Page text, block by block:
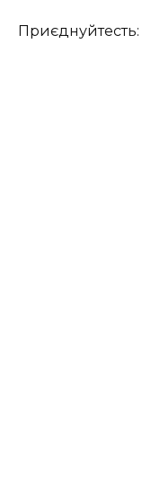
Приєднуйтесть: